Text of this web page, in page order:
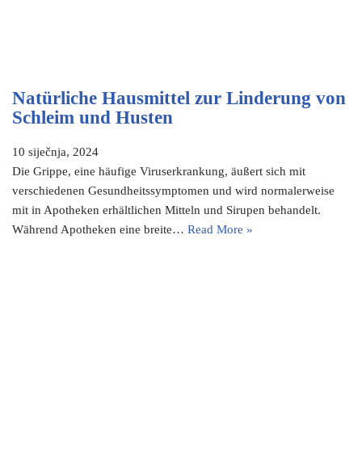
Natürliche Hausmittel zur Linderung von
Schleim und Husten
10 siječnja, 2024
Die Grippe, eine häufige Viruserkrankung, äußert sich mit
verschiedenen Gesundheitssymptomen und wird normalerweise
mit in Apotheken erhältlichen Mitteln und Sirupen behandelt.
Während Apotheken eine breite… Read More »